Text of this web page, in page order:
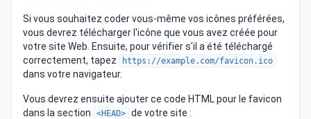
Si vous souhaitez coder vous-même vos icônes préférées,
vous devrez télécharger l'icône que vous avez créée pour
votre site Web. Ensuite, pour vérifier s'il a été téléchargé
correctement, tapez
https://example.com/favicon.ico
dans votre navigateur.
Vous devrez ensuite ajouter ce code HTML pour le favicon
dans la section
<HEAD> de votre site :